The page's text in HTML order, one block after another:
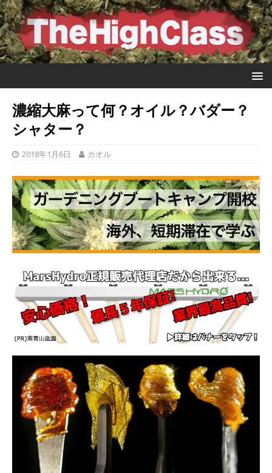
濃縮大麻って何？オイル？バダー？
シャター？
2018年1月6日 カオル